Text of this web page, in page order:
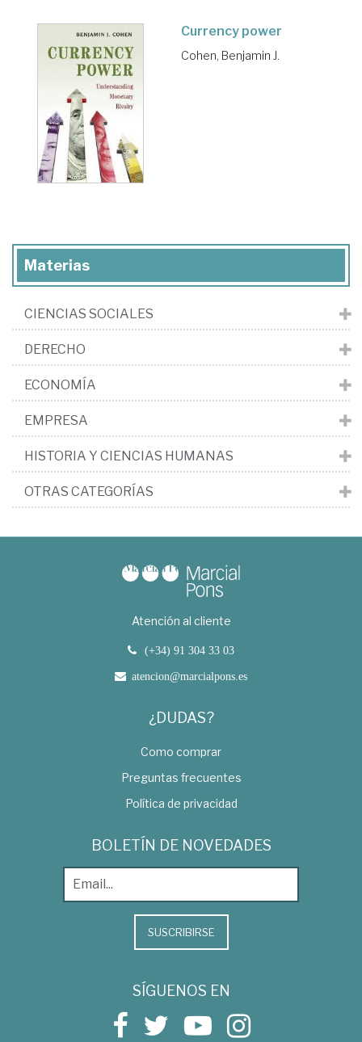
Currency power
Cohen, Benjamin J.
Materias
CIENCIAS SOCIALES
DERECHO
ECONOMÍA
EMPRESA
HISTORIA Y CIENCIAS HUMANAS
OTRAS CATEGORÍAS
Atención al cliente
(+34) 91 304 33 03
atencion@marcialpons.es
¿DUDAS?
Como comprar
Preguntas frecuentes
Política de privacidad
BOLETÍN DE NOVEDADES
SUSCRIBIRSE
SÍGUENOS EN